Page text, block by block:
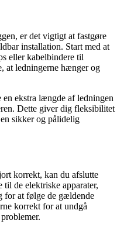
er det vigtigt at fastgøre
installation. Start med at
eller kabelbindere til
at ledningerne hænger og
ekstra længde af ledningen
Dette giver dig fleksibilitet
sikker og pålidelig
korrekt, kan du afslutte
de elektriske apparater,
for at følge de gældende
korrekt for at undgå